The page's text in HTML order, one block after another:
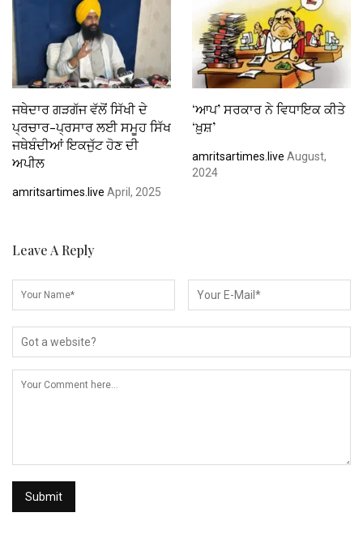
ਜਥੇਦਾਰ ਗੜਗੱਜ ਵੱਲੋਂ ਸਿੱਖੀ ਦੇ
ਪ੍ਰਚਾਰ-ਪ੍ਰਸਾਰ ਲਈ ਸਮੂਹ ਸਿੱਖ
ਜਥੇਬੰਦੀਆਂ ਇਕਜੁੱਟ ਹੋਣ ਦੀ
ਅਪੀਲ
amritsartimes.live April, 2025
‘ਆਪ’ ਸਰਕਾਰ ਨੇ ਵਿਧਾਇਕ ਕੀਤੇ
‘ਖ਼ੁਸ਼’
amritsartimes.live August,
2024
Leave A Reply